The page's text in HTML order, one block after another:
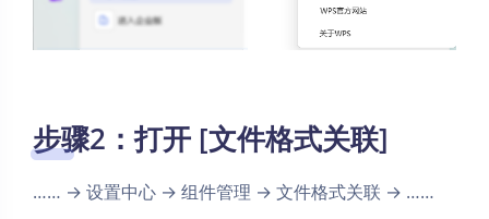
步骤2：打开 [文件格式关联]
…… → 设置中心 → 组件管理 → 文件格式关联 → ……